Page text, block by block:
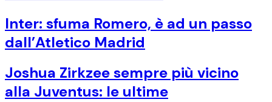
Inter: sfuma Romero, è ad un passo
dall’Atletico Madrid
Joshua Zirkzee sempre più vicino
alla Juventus: le ultime